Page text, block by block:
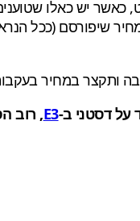
וברדיט, כאשר
שיפורסם (ככל
ותקצר במחיר
E3, רוב